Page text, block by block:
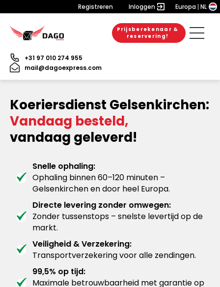
Registreren Inloggen Europa NL
Prijsberekenaar &
reservering!
+31 97 010 274 955
mail@dagoexpress.com
Koeriersdienst Gelsenkirchen:
Vandaag besteld,
vandaag geleverd!
Snelle ophaling:
Ophaling binnen 60–120 minuten –
Gelsenkirchen en door heel Europa.
Directe levering zonder omwegen:
Zonder tussenstops – snelste levertijd op de
markt.
Veiligheid & Verzekering:
Transportverzekering voor alle zendingen.
99,5% op tijd:
Maximale betrouwbaarheid met garantie op